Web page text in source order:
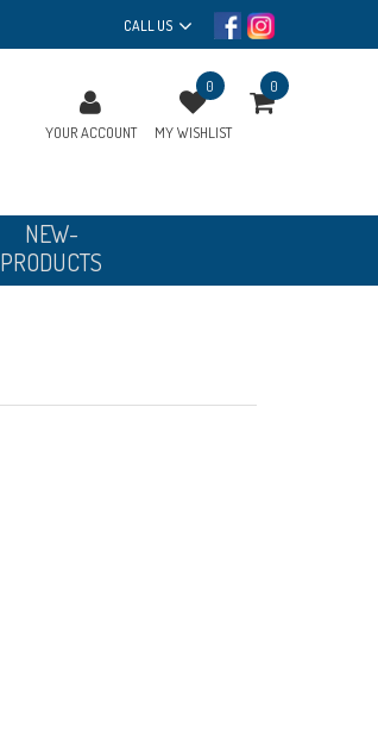
CALL US
YOUR ACCOUNT
0
MY WISHLIST
0
NEW-
PRODUCTS